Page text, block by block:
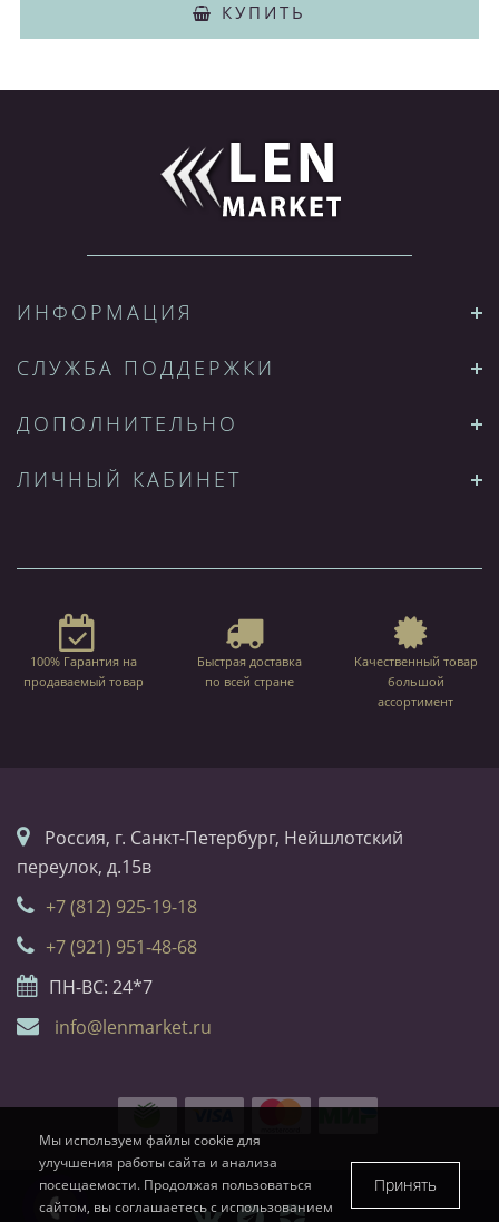
КУПИТЬ
ИНФОРМАЦИЯ
СЛУЖБА ПОДДЕРЖКИ
ДОПОЛНИТЕЛЬНО
ЛИЧНЫЙ КАБИНЕТ
100% Гарантия на
продаваемый товар
Быстрая доставка
по всей стране
Качественный товар
большой
ассортимент
Россия, г. Санкт-Петербург, Нейшлотский
переулок, д.15в
+7 (812) 925-19-18
+7 (921) 951-48-68
ПН-ВС: 24*7
info@lenmarket.ru
Мы используем файлы cookie для
улучшения работы сайта и анализа
посещаемости. Продолжая пользоваться
сайтом, вы соглашаетесь с использованием
Принять